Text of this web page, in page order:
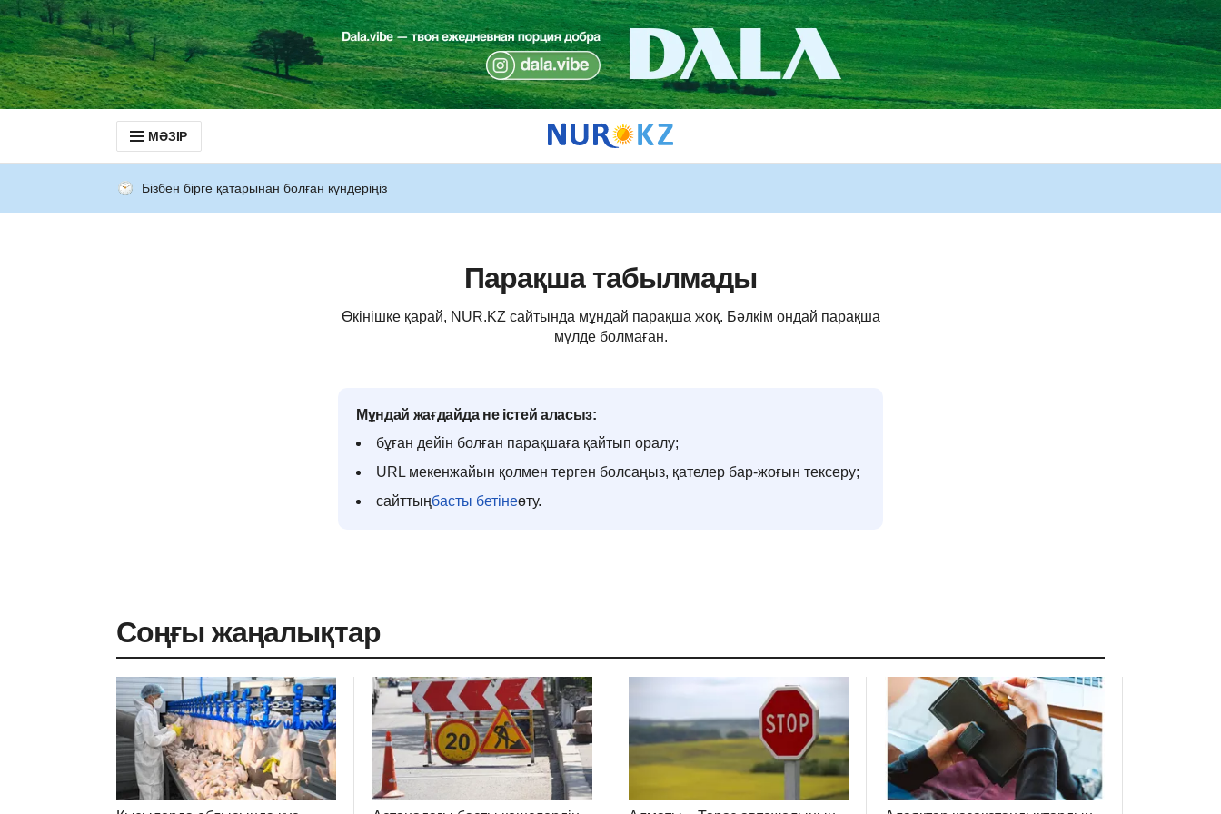
МӘЗІР
Бізбен бірге қатарынан болған күндеріңіз
Парақша табылмады
Өкінішке қарай, NUR.KZ сайтында мұндай парақша жоқ. Бәлкім ондай парақша
мүлде болмаған.
Мұндай жағдайда не істей аласыз:
бұған дейін болған парақшаға қайтып оралу;
URL мекенжайын қолмен терген болсаңыз, қателер бар-жоғын тексеру;
сайттыңбасты бетінеөту.
Соңғы жаңалықтар